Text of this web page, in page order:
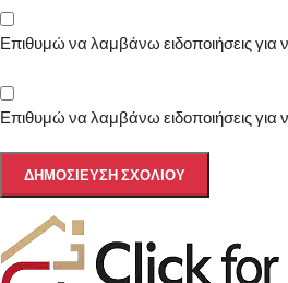
Επιθυμώ να λαμβάνω ειδοποιήσεις για
Επιθυμώ να λαμβάνω ειδοποιήσεις